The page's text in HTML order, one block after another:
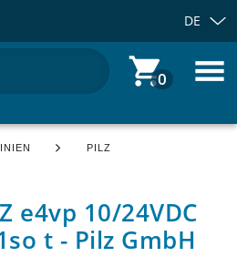
DE
0
PILZ
e4vp 10/24VDC
t - Pilz GmbH